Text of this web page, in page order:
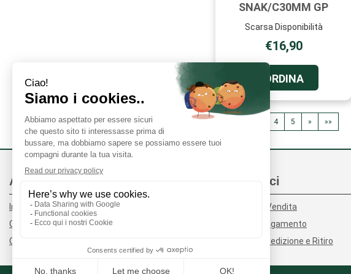
SNAK/C30MM GP
Scarsa Disponibilità
€16,90
ORDINA
ORECCHINI
SNAK/
GP AL
CARRELLO
4 5 » »»
Area Utente
Informativa Privacy
Cookie Policy
Contatti
Link Veloci
Condizioni di Vendita
Modalità di Pagamento
Modalità di Spedizione e Ritiro